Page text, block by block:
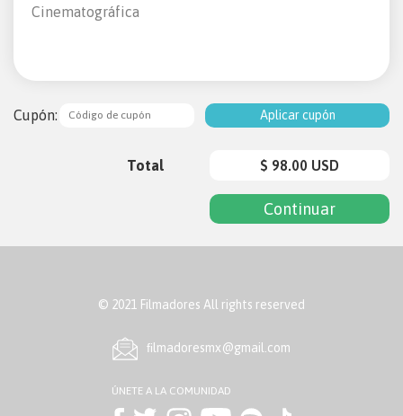
Cinematográfica
Cupón: Aplicar cupón
Total $ 98.00 USD
© 2021 Filmadores All rights reserved
ﬁlmadoresmx@gmail.com
ÚNETE A LA COMUNIDAD